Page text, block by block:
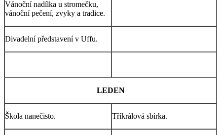
Vánoční nadílka u stromečku,
vánoční pečení, zvyky a tradice.
Divadelní představení v Uffu.
LEDEN
Škola nanečisto. Tříkrálová sbírka.